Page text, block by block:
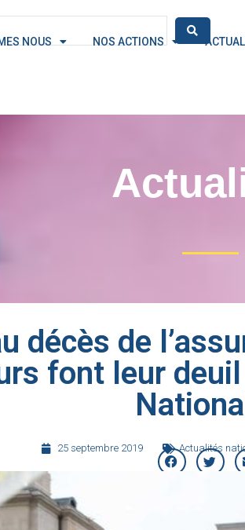
NOUS
NOS ACTIONS
décès de
font leur
25 septembre 2019 Actualités